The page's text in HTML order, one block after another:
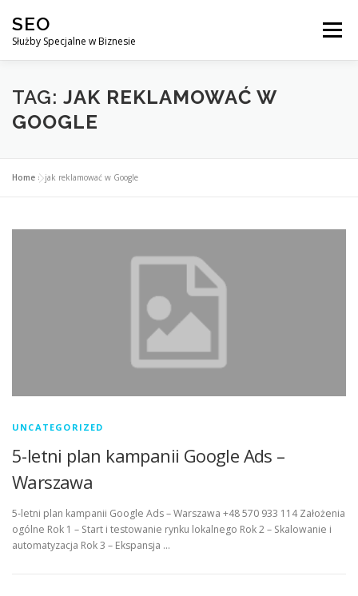
treści
SEO
Służby Specjalne w Biznesie
Menu
AGENCJA SEO CO ZYSKUJESZ ?
TAG: JAK REKLAMOWAĆ W
GOOGLE
Home »jak reklamować w Google
UNCATEGORIZED
5-letni plan kampanii Google Ads –
Warszawa
5-letni plan kampanii Google Ads – Warszawa +48 570 933 114 Założenia
ogólne Rok 1 – Start i testowanie rynku lokalnego Rok 2 – Skalowanie i
automatyzacja Rok 3 – Ekspansja …